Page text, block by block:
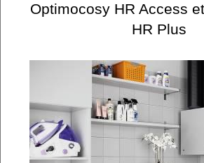
Optimocosy HR Access
HR Plus